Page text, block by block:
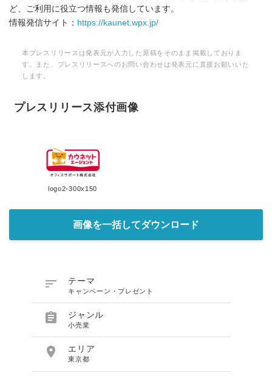
ど、ご利用に役立つ情報も発信しています。
情報発信サイト： https://kaunet.wpx.jp/
本プレスリリースは発表元が入力した原稿をそのまま掲載しておりま
す。また、プレスリリースへのお問い合わせは発表元に直接お願いいた
します。
プレスリリース添付画像
logo2-300x150
画像を一括してダウンロード
 テーマ
キャンペーン・プレゼント
 ジャンル
小売業
 エリア
東京都